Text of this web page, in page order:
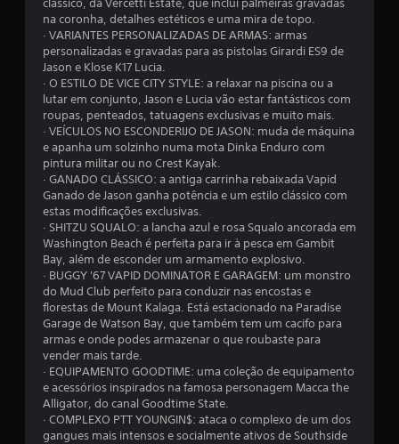
na coronha, detalhes estéticos e uma mira de topo.
· VARIANTES PERSONALIZADAS DE ARMAS: armas
personalizadas e gravadas para as pistolas Girardi ES9 de
Jason e Klose K17 Lucia.
· O ESTILO DE VICE CITY STYLE: a relaxar na piscina ou a
lutar em conjunto, Jason e Lucia vão estar fantásticos com
roupas, penteados, tatuagens exclusivas e muito mais.
· VEÍCULOS NO ESCONDERIJO DE JASON: muda de máquina
e apanha um solzinho numa mota Dinka Enduro com
pintura militar ou no Crest Kayak.
· GANADO CLÁSSICO: a antiga carrinha rebaixada Vapid
Ganado de Jason ganha potência e um estilo clássico com
estas modificações exclusivas.
· SHITZU SQUALO: a lancha azul e rosa Squalo ancorada em
Washington Beach é perfeita para ir à pesca em Gambit
Bay, além de esconder um armamento explosivo.
· BUGGY '67 VAPID DOMINATOR E GARAGEM: um monstro
do Mud Club perfeito para conduzir nas encostas e
florestas de Mount Kalaga. Está estacionado na Paradise
Garage de Watson Bay, que também tem um cacifo para
armas e onde podes armazenar o que roubaste para
vender mais tarde.
· EQUIPAMENTO GOODTIME: uma coleção de equipamento
e acessórios inspirados na famosa personagem Macca the
Alligator, do canal Goodtime State.
· COMPLEXO PTT YOUNGIN$: ataca o complexo de um dos
gangues mais intensos e socialmente ativos de Southside